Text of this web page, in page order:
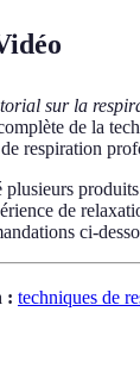
sur la
de la
respiration
de
ci-
: techniques de